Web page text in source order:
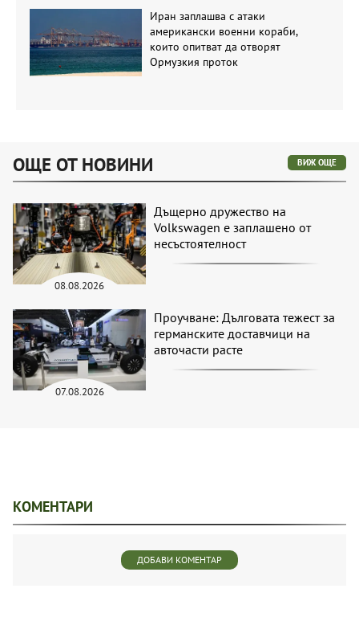
Иран заплашва с атаки
американски военни кораби,
които опитват да отворят
Ормузкия проток
ОЩЕ ОТ НОВИНИ ВИЖ ОЩЕ
08.08.2026
Дъщерно дружество на
Volkswagen е заплашено от
несъстоятелност
07.08.2026
Проучване: Дълговата тежест за
германските доставчици на
авточасти расте
КОМЕНТАРИ
ДОБАВИ КОМЕНТАР